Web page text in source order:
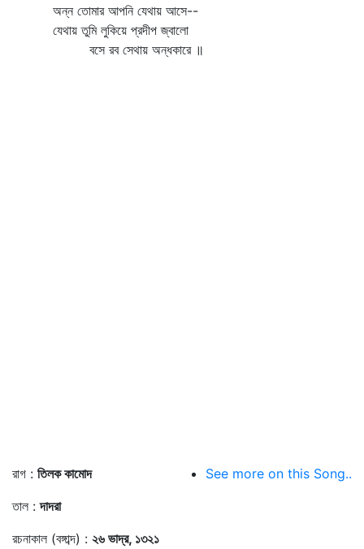
অন্ন তোমার আপনি যেথায় আসে--
যেথায় তুমি লুকিয়ে প্রদীপ জ্বালো
বসে রব সেথায় অন্ধকারে ॥
রাগ : তিলক কামোদ
তাল :দাদরা
রচনাকাল (বঙ্গাব্দ) : ২৬ ভাদ্র, ১৩২১
See more on this Song..